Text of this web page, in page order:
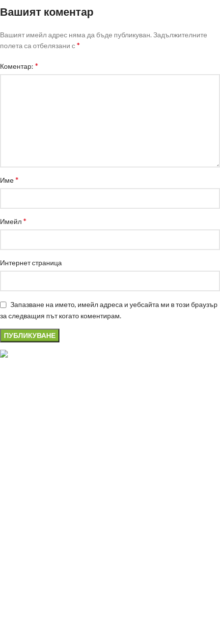
Вашият коментар
Вашият имейл адрес няма да бъде публикуван. Задължителните
полета са отбелязани с*
Коментар: *
Име*
Имейл*
Интернет страница
Запазване на името, имейл адреса и уебсайта ми в този браузър
за следващия път когато коментирам.